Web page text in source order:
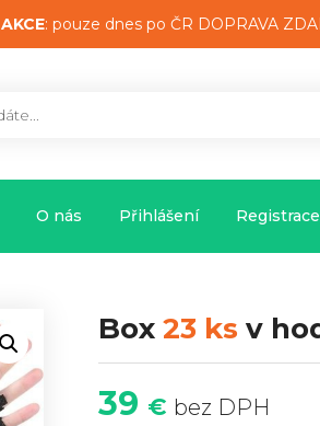
AKCE: pouze dnes po ČR DOPRAVA
O nás Přihlášení Registrace
Box 23 ks v
39 € bez DPH